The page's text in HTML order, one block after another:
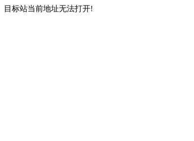
目标站当前地址无法打开!